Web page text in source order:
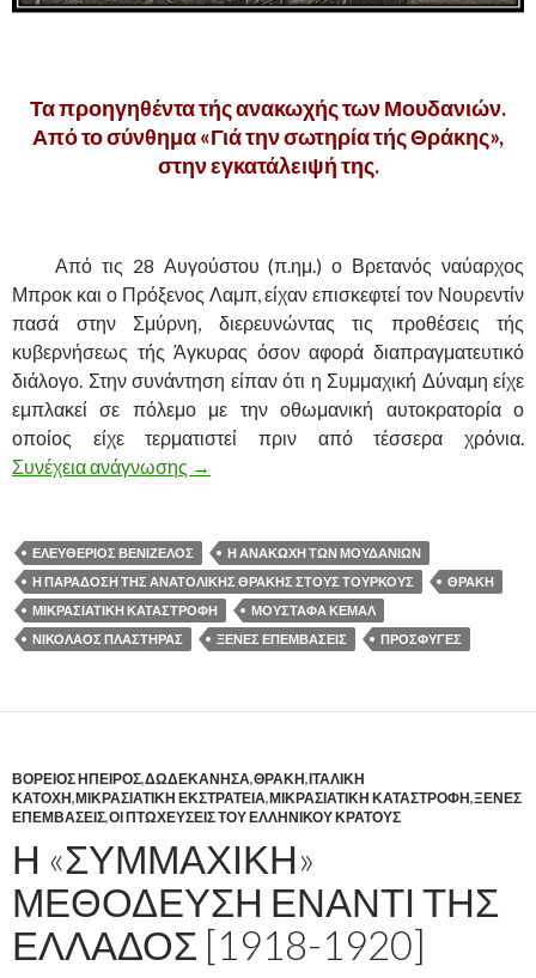
Τα προηγηθέντα τής ανακωχής των Μουδανιών.
Από το σύνθημα «Γιά την σωτηρία τής Θράκης»,
στην εγκατάλειψή της.
Από τις 28 Αυγούστου (π.ημ.) ο Βρετανός ναύαρχος
Μπροκ και ο Πρόξενος Λαμπ, είχαν επισκεφτεί τον Νουρεντίν
πασά στην Σμύρνη, διερευνώντας τις προθέσεις τής
κυβερνήσεως τής Άγκυρας όσον αφορά διαπραγματευτικό
διάλογο. Στην συνάντηση είπαν ότι η Συμμαχική Δύναμη είχε
εμπλακεί σε πόλεμο με την οθωμανική αυτοκρατορία ο
οποίος είχε τερματιστεί πριν από τέσσερα χρόνια.
Συνέχεια ανάγνωσης ΤΑ ΠΡΟΗΓΗΘΕΝΤΑ ΤΗΣ ΑΝΑΚΩΧΗΣ
→
ΕΛΕΥΘΕΡΙΟΣ ΒΕΝΙΖΕΛΟΣ
Η ΑΝΑΚΩΧΗ ΤΩΝ ΜΟΥΔΑΝΙΩΝ
Η ΠΑΡΑΔΟΣΗ ΤΗΣ ΑΝΑΤΟΛΙΚΗΣ ΘΡΑΚΗΣ ΣΤΟΥΣ ΤΟΥΡΚΟΥΣ
ΘΡΑΚΗ
ΜΙΚΡΑΣΙΑΤΙΚΗ ΚΑΤΑΣΤΡΟΦΗ
ΜΟΥΣΤΑΦΑ ΚΕΜΑΛ
ΝΙΚΟΛΑΟΣ ΠΛΑΣΤΗΡΑΣ
ΞΕΝΕΣ ΕΠΕΜΒΑΣΕΙΣ ΠΡΟΣΦΥΓΕΣ
ΒΟΡΕΙΟΣ ΗΠΕΙΡΟΣ,ΔΩΔΕΚΑΝΗΣΑ,ΘΡΑΚΗ,ΙΤΑΛΙΚΗ
ΚΑΤΟΧΗ,ΜΙΚΡΑΣΙΑΤΙΚΗ ΕΚΣΤΡΑΤΕΙΑ,ΜΙΚΡΑΣΙΑΤΙΚΗ ΚΑΤΑΣΤΡΟΦΗ,ΞΕΝΕΣ
ΕΠΕΜΒΑΣΕΙΣ,ΟΙ ΠΤΩΧΕΥΣΕΙΣ ΤΟΥ ΕΛΛΗΝΙΚΟΥ ΚΡΑΤΟΥΣ
Η «ΣΥΜΜΑΧΙΚΗ»
ΜΕΘΟΔΕΥΣΗ ΕΝΑΝΤΙ ΤΗΣ
ΕΛΛΑΔΟΣ [1918-1920]